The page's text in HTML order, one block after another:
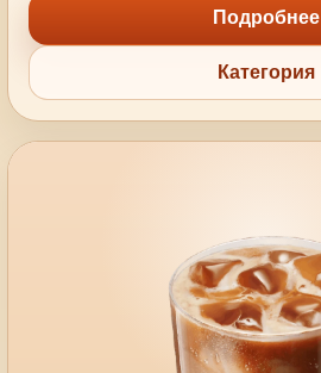
Подробнее
Категория